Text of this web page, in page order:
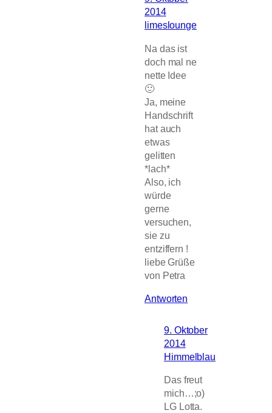
2014
limeslounge
Na das ist
doch mal ne
nette Idee
🙂
Ja, meine
Handschrift
hat auch
etwas
gelitten
*lach*
Also, ich
würde
gerne
versuchen,
sie zu
entziffern !
liebe Grüße
von Petra
Antworten
9. Oktober
2014
Himmelblau
Das freut
mich…;o)
LG Lotta.